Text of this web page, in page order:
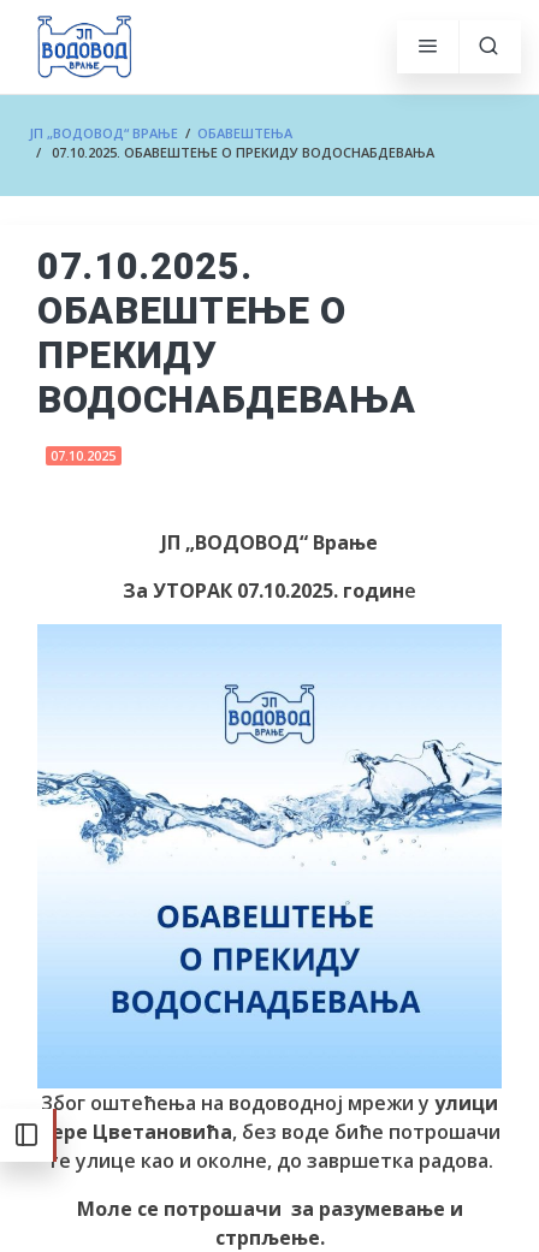
ЈП „ВОДОВОД“ ВРАЊЕ / ОБАВЕШТЕЊА
/ 07.10.2025. ОБАВЕШТЕЊЕ О ПРЕКИДУ ВОДОСНАБДЕВАЊА
07.10.2025.
ОБАВЕШТЕЊЕ О
ПРЕКИДУ
ВОДОСНАБДЕВАЊА
07.10.2025
ЈП „ВОДОВОД“ Врање
За УТОРАК 07.10.2025. године
Због оштећења на водоводној мрежи у улици
Пере Цветановића, без воде биће потрошачи
те улице као и околне, до завршетка радова.
Моле се потрошачи за разумевање и
стрпљење.